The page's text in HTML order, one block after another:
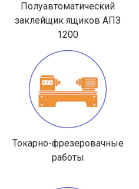
Полуавтоматический
заклейщик ящиков АПЗ
1200
Токарно-фрезеровачные
работы